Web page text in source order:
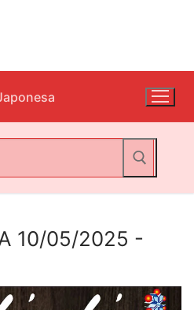
10/05/2025 -